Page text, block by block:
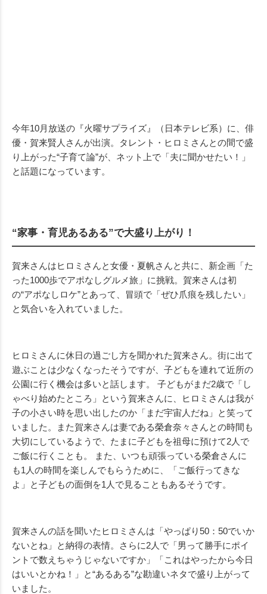
今年10月放送の『火曜サプライズ』（日本テレビ系）に、俳
優・賀来賢人さんが出演。タレント・ヒロミさんとの間で盛
り上がった“子育て論”が、ネット上で「夫に聞かせたい！」
と話題になっています。
“家事・育児あるある”で大盛り上がり！
賀来さんはヒロミさんと女優・夏帆さんと共に、新企画「た
った1000歩でアポなしグルメ旅」に挑戦。賀来さんは初
の“アポなしロケ”とあって、冒頭で「ぜひ爪痕を残したい」
と気合いを入れていました。
ヒロミさんに休日の過ごし方を聞かれた賀来さん。街に出て
遊ぶことは少なくなったそうですが、子どもを連れて近所の
公園に行く機会は多いと話します。 子どもがまだ2歳で「し
ゃべり始めたところ」という賀来さんに、ヒロミさんは我が
子の小さい時を思い出したのか「まだ宇宙人だね」と笑って
いました。また賀来さんは妻である榮倉奈々さんとの時間も
大切にしているようで、たまに子どもを祖母に預けて2人で
ご飯に行くことも。 また、いつも頑張っている榮倉さんに
も1人の時間を楽しんでもらうために、「ご飯行ってきな
よ」と子どもの面倒を1人で見ることもあるそうです。
賀来さんの話を聞いたヒロミさんは「やっぱり50：50でいか
ないとね」と納得の表情。さらに2人で「男って勝手にポイ
ントで数えちゃうじゃないですか」「これはやったから今日
はいいとかね！」と“あるある”な勘違いネタで盛り上がって
いました。